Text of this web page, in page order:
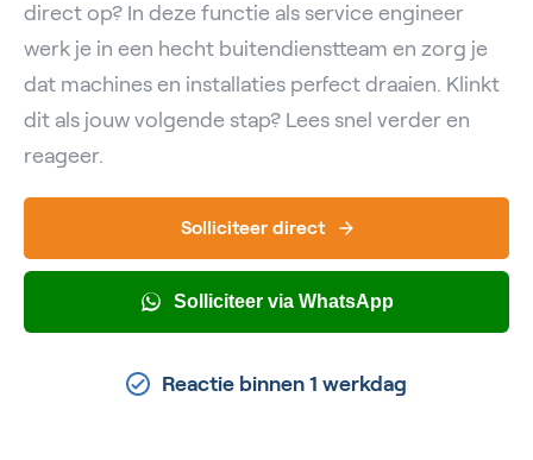
direct op? In deze functie als service engineer
werk je in een hecht buitendienstteam en zorg je
dat machines en installaties perfect draaien. Klinkt
dit als jouw volgende stap? Lees snel verder en
reageer.
Solliciteer direct
Solliciteer via WhatsApp
Reactie binnen 1 werkdag